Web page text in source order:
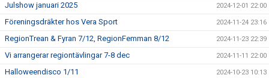
Julshow januari 2025 2024-12-01 22:00
Föreningsdräkter hos Vera Sport 2024-11-24 23:16
RegionTrean & Fyran 7/12, RegionFemman 8/12 2024-11-23 22:39
Vi arrangerar regiontävlingar 7-8 dec 2024-11-11 22:00
Halloweendisco 1/11 2024-10-23 10:13